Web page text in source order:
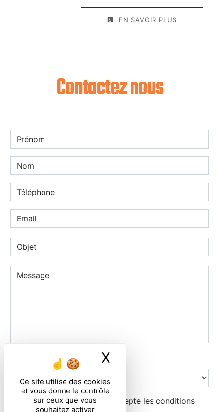
Ce site utilise des cookies
et vous donne le contrôle
sur ceux que vous
souhaitez activer
X
EN SAVOIR PLUS
Contactez nous
Combien font neuf plus zero
En cochant cette case, j'accepte les conditions